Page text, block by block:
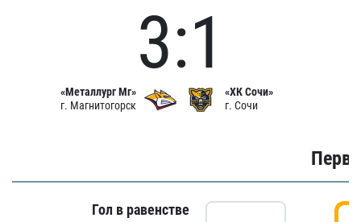
«Металлург Мг»
г. Магнитогорск
3:1
«ХК Сочи»
г. Сочи
Гол в равенстве